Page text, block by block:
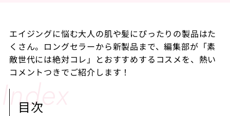
エイジングに悩む大人の肌や髪にぴったりの製品はた
くさん。ロングセラーから新製品まで、編集部が「素
敵世代には絶対コレ」とおすすめするコスメを、熱い
コメントつきでご紹介します！
目次